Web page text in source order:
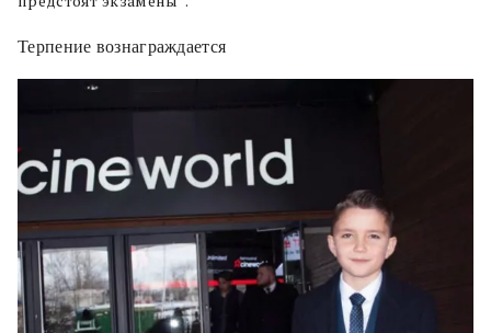
Терпение вознаграждается